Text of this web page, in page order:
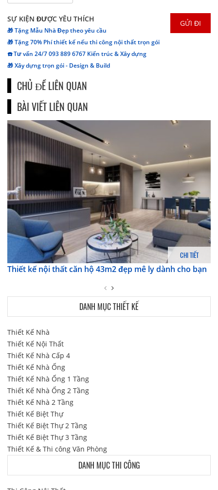
SỰ KIỆN ĐƯỢC YÊU THÍCH
🎁 Tặng Mẫu Nhà Đẹp theo yêu cầu
🎁 Tặng 70% Phí thiết kế nếu thi công nội thất trọn gói
☎️ Tư vấn 24/7 093 889 6767 Kiến trúc & Xây dựng
🎁 Xây dựng trọn gói - Design & Build
CHỦ ĐỀ LIÊN QUAN
BÀI VIẾT LIÊN QUAN
CHI TIẾT
Thiết kế nội thất căn hộ 43m2 đẹp mê ly dành cho bạn
DANH MỤC THIẾT KẾ
Thiết Kế Nhà
Thiết Kế Nội Thất
Thiết Kế Nhà Cấp 4
Thiết Kế Nhà Ống
Thiết Kế Nhà Ống 1 Tầng
Thiết Kế Nhà Ống 2 Tầng
Thiết Kế Nhà 2 Tầng
Thiết Kế Biệt Thự
Thiết Kế Biệt Thự 2 Tầng
Thiết Kế Biệt Thự 3 Tầng
Thiết Kế & Thi công Văn Phòng
DANH MỤC THI CÔNG